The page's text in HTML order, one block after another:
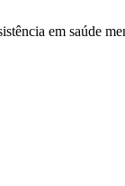
em saúde